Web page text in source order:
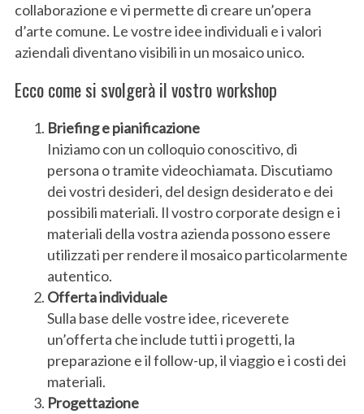
collaborazione e vi permette di creare un’opera
d’arte comune. Le vostre idee individuali e i valori
aziendali diventano visibili in un mosaico unico.
Ecco come si svolgerà il vostro workshop
Briefing e pianificazione
Iniziamo con un colloquio conoscitivo, di
persona o tramite videochiamata. Discutiamo
dei vostri desideri, del design desiderato e dei
possibili materiali. Il vostro corporate design e i
materiali della vostra azienda possono essere
utilizzati per rendere il mosaico particolarmente
autentico.
Offerta individuale
Sulla base delle vostre idee, riceverete
un’offerta che include tutti i progetti, la
preparazione e il follow-up, il viaggio e i costi dei
materiali.
Progettazione